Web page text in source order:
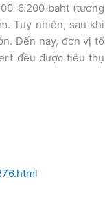
6.200 baht (tương
Tuy nhiên, sau khi
Đến nay, đơn vị tổ
đều được tiêu thụ